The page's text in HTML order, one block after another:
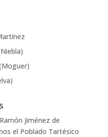
Jiménez de
el Poblado Tartésico